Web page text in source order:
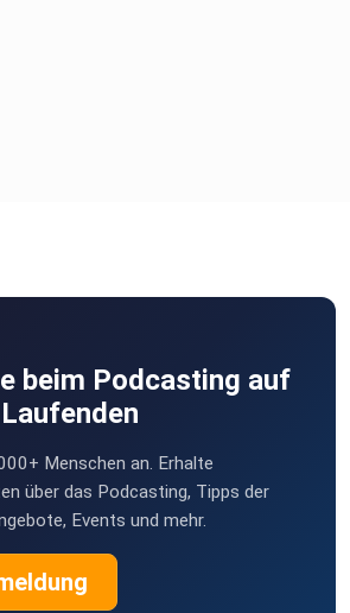
beim Podcasting auf
Menschen an. Erhalte
über das Podcasting, Tipps der
Events und mehr.